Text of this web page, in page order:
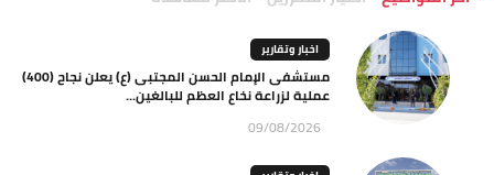
اخبار وتقارير
مستشفى الإمام الحسن المجتبى (ع) يعلن نجاح (400)
عملية لزراعة نخاع العظم للبالغين...
09/08/2026